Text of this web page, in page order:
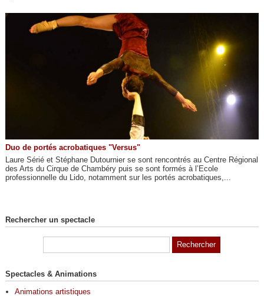
Duo de portés acrobatiques "Versus"
Laure Sérié et Stéphane Dutournier se sont rencontrés au Centre Régional
des Arts du Cirque de Chambéry puis se sont formés à l’Ecole
professionnelle du Lido, notamment sur les portés acrobatiques,...
Rechercher un spectacle
Spectacles & Animations
Animations artistiques